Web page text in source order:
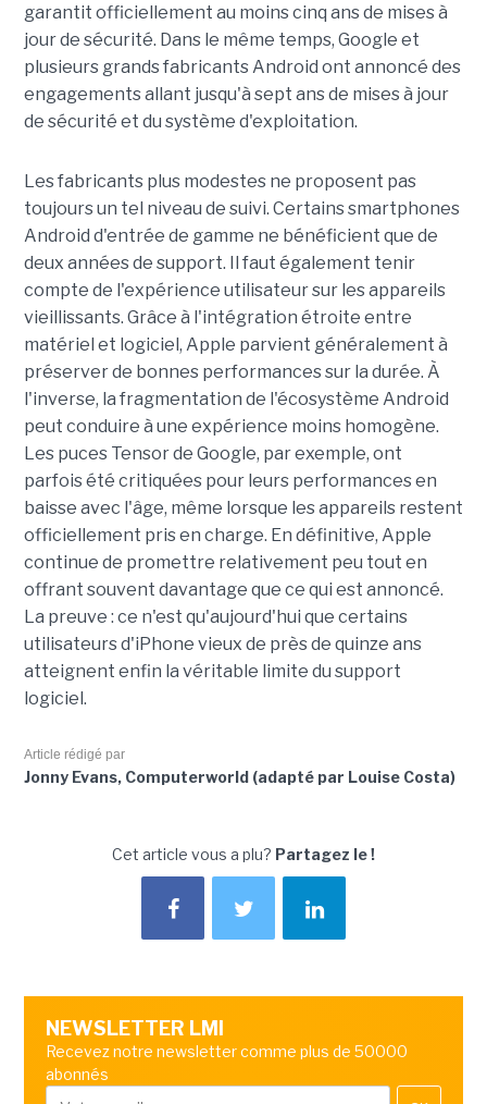
garantit officiellement au moins cinq ans de mises à
jour de sécurité. Dans le même temps, Google et
plusieurs grands fabricants Android ont annoncé des
engagements allant jusqu'à sept ans de mises à jour
de sécurité et du système d'exploitation.
Les fabricants plus modestes ne proposent pas
toujours un tel niveau de suivi. Certains smartphones
Android d'entrée de gamme ne bénéficient que de
deux années de support. Il faut également tenir
compte de l'expérience utilisateur sur les appareils
vieillissants. Grâce à l'intégration étroite entre
matériel et logiciel, Apple parvient généralement à
préserver de bonnes performances sur la durée. À
l'inverse, la fragmentation de l'écosystème Android
peut conduire à une expérience moins homogène.
Les puces Tensor de Google, par exemple, ont
parfois été critiquées pour leurs performances en
baisse avec l'âge, même lorsque les appareils restent
officiellement pris en charge. En définitive, Apple
continue de promettre relativement peu tout en
offrant souvent davantage que ce qui est annoncé.
La preuve : ce n'est qu'aujourd'hui que certains
utilisateurs d'iPhone vieux de près de quinze ans
atteignent enfin la véritable limite du support
logiciel.
Article rédigé par
Jonny Evans, Computerworld (adapté par Louise Costa)
Cet article vous a plu? Partagez le !
NEWSLETTER LMI
Recevez notre newsletter comme plus de 50000
abonnés